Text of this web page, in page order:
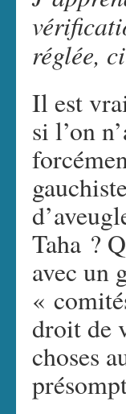
réglée,
Il est
si l’on
Taha ?
avec un
«
droit de
choses